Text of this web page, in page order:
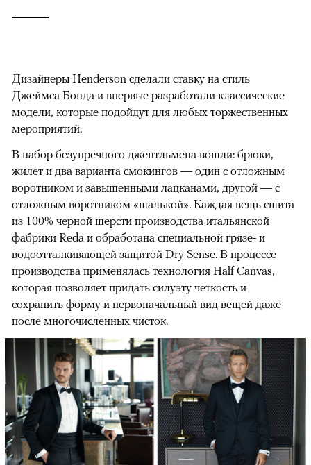
Дизайнеры Henderson сделали ставку на стиль
Джеймса Бонда и впервые разработали классические
модели, которые подойдут для любых торжественных
мероприятий.
В набор безупречного джентльмена вошли: брюки,
жилет и два варианта смокингов — один с отложным
воротником и завышенными лацканами, другой — с
отложным воротником «шалькой». Каждая вещь сшита
из 100% черной шерсти производства итальянской
фабрики Reda и обработана специальной грязе- и
водоотталкивающей защитой Dry Sense. В процессе
производства применялась технология Half Canvas,
которая позволяет придать силуэту четкость и
сохранить форму и первоначальный вид вещей даже
после многочисленных чисток.